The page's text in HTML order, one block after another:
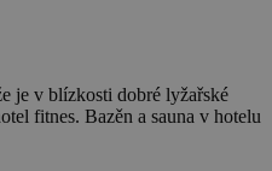
je v blízkosti dobré lyžařské
fitnes. Bazěn a sauna v hotelu